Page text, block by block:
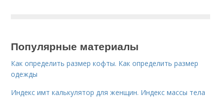
Популярные материалы
Как определить размер кофты. Как определить размер
одежды
Индекс имт калькулятор для женщин. Индекс массы тела